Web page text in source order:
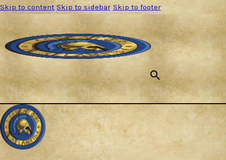
Skip to content Skip to sidebar Skip to footer